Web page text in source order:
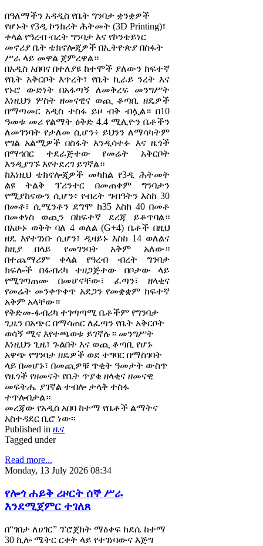
በዓለማችን አዳዲስ የቤት ግንባታ ቋንቋዎች
የሆኑት የ3ዲ ኮንክሪት ሕትመት (3D Printing)፣
ቀላል የዓረብ ብረት ግንባታ እና የኮንቴይነር
መኖሪያ ቤት ቴክኖሎጂዎች በኢትዮጵያ በስፋት
ሥራ ላይ መዋል ጀምረዋል።
በአዲስ አበባና በተለያዩ ከተሞች ያለውን ከፍተኛ
የቤት አቅርቦት እጥረት፣ የቤት ኪራይ ንረት እና
የኑሮ ውድነት በአፋጣኝ ለመቅረፍ መንግሥት
እነዚህን ሦስት ዘመናዊና ወጪ ቆጣቢ ዘዴዎች
በማጣመር አዲስ ተስፋ ይዞ ብቅ ብሏል። በ10
ዓመቱ መሪ የልማት ዕቅድ 4.4 ሚሊዮን ቤቶችን
ለመገንባት የታለመ ሲሆን፥ ይህንን ለማሳካትም
የግል አልሚዎች በስፋት እንዲሳተፉ እና ዜጎች
በማኅበር ተደራጅተው የመሬት አቅርቦት
እንዲያገኙ እየተደረገ ይገኛል።
ከእነዚህ ቴክኖሎጂዎች መካከል የ3ዲ ሕትመት
ልዩ ትልቅ ፕሪንተር በመጠቀም ግንባታን
የሚያከናውን ሲሆን፥ የብረት ግብዓትን እስከ 30
በመቶ፣ ሲሚንቶን ደግሞ ከ35 እስከ 40 በመቶ
በመቀነስ ወጪን በከፍተኛ ደረጃ ይቆጥባል።
በአሁኑ ወቅት ባለ 4 ወለል (G+4) ቤቶች በዚህ
ዘዴ እየተገነቡ ሲሆን፣ ዲዛይኑ እስከ 14 ወለልና
ከዚያ በላይ የመገንባት አቅም አለው።
በተጨማሪም ቀላል የዓረብ ብረት ግንባታ
ክፍሎች በፋብሪካ ተዘጋጅተው በቦታው ላይ
የሚገጣጠሙ በመሆናቸው፣ ፈጣን፣ ዘላቂና
የመሬት መንቀጥቀጥ አደጋን የመቋቋም ከፍተኛ
አቅም አላቸው።
የቅድመ-ፋብሪካ ተገጣጣሚ ቤቶችም የግንባታ
ጊዜን በአጭር በማሳጠር ለፈጣን የቤት አቅርቦት
ወሳኝ ሚና እየተጫወቱ ይገኛሉ። መንግሥት
እነዚህን ጊዜ፣ ጉልበት እና ወጪ ቆጣቢ የሆኑ
አዋጭ የግንባታ ዘዴዎች ወደ ተግባር በማስገባት
ላይ በመሆኑ፣ በመጪዎቹ ጥቂት ዓመታት ውስጥ
የዜጎች የዘመናት የቤት ጥያቄ ዘላቂና ዘመናዊ
መፍትሔ ያገኛል ተብሎ ታላቅ ተስፋ
ተጥሎበታል።
መረጃው የአዲስ አበባ ከተማ የቤቶች ልማትና
አስተዳደር ቢሮ ነው፡፡
Published in ዜና
Tagged under
Read more...
Monday, 13 July 2026 08:34
የሎጎ ሐይቅ ሪዞርት ሰኞ ሥራ
እንደሚጀምር ተገለጸ
በ“ገበታ ለሀገር” ፕሮጀክት ማዕቀፍ ከደሴ ከተማ
30 ኪሎ ሜትር ርቀት ላይ የተገነባውና እጅግ